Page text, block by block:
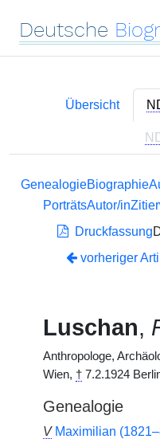
Deutsche
Übersicht
GenealogieBiographie
PorträtsAutor/in
Druckfassung
vorheriger
Luschan,
Anthropologe,
Wien, † 7.2.1924
Genealogie
V Maximilian